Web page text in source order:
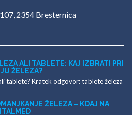
ALI TABLETE: KAJ IZBRATI
ŽELEZA?